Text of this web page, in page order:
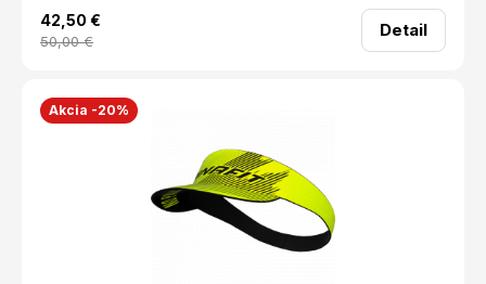
42,50 €
50,00€
Detail
Akcia -20%